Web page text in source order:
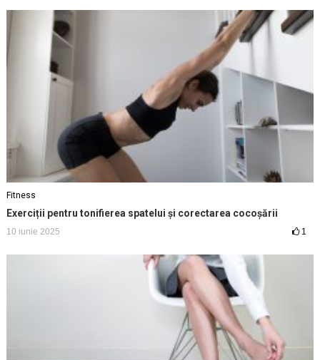
Fitness
Exerciții pentru tonifierea spatelui și corectarea cocoșării
10 iunie 2025 1